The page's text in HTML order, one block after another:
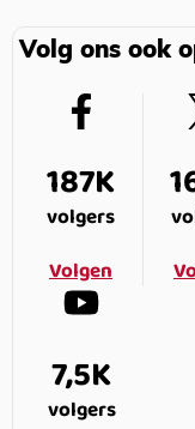
Volg ons ook
187K
volgers
Volgen
7,5K
volgers